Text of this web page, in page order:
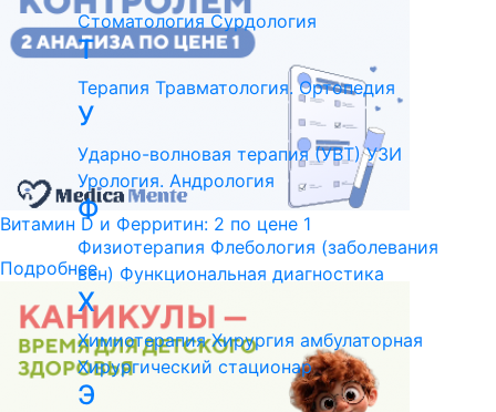
Витамин D и Ферритин: 2 по цене 1
Подробнее
Стоматология Сурдология
Т
Терапия Травматология. Ортопедия
У
Ударно-волновая терапия (УВТ) УЗИ
Урология. Андрология
Ф
Физиотерапия Флебология (заболевания
вен) Функциональная диагностика
Х
Химиотерапия Хирургия амбулаторная
Хирургический стационар
Э